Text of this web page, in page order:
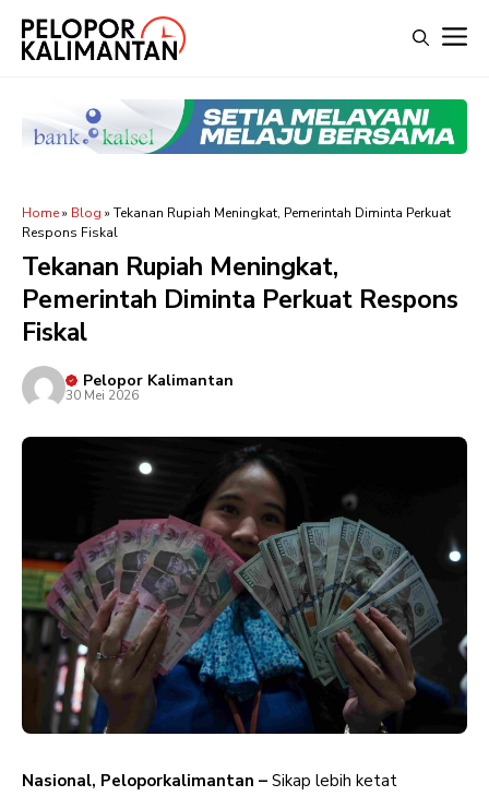
Home» Blog » Tekanan Rupiah Meningkat, Pemerintah Diminta Perkuat
Respons Fiskal
Tekanan Rupiah Meningkat,
Pemerintah Diminta Perkuat Respons
Fiskal
Pelopor Kalimantan
30 Mei 2026
Nasional, Peloporkalimantan – Sikap lebih ketat